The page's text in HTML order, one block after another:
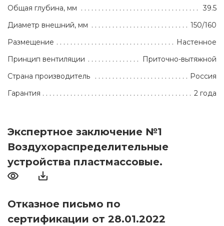
Общая глубина, мм
39.5
Диаметр внешний, мм
150/160
Размещение
Настенное
Принцип вентиляции
Приточно-вытяжной
Страна производитель
Россия
Гарантия
2 года
Экспертное заключение №1
Воздухораспределительные
устройства пластмассовые.
Отказное письмо по
сертификации от 28.01.2022